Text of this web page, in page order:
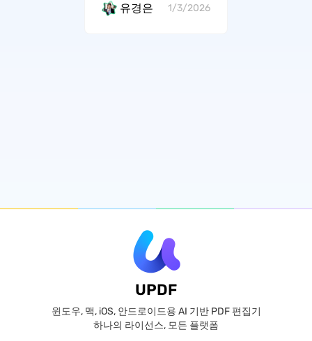
유경은 1/3/2026
UPDF
윈도우, 맥, iOS, 안드로이드용 AI 기반 PDF 편집기
하나의 라이선스, 모든 플랫폼